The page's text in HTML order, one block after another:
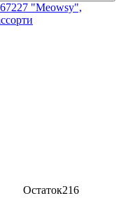
"Meowsy",
Остаток216